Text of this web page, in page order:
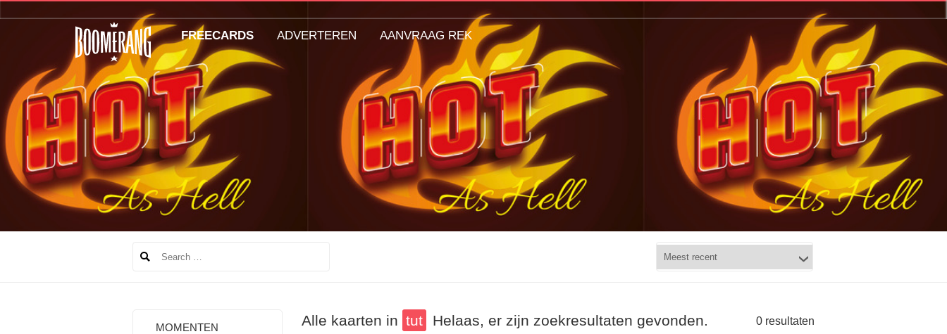
MOMENTEN Alle kaarten in tut 0 resultaten
Helaas, er zijn zoekresultaten gevonden.
FREECARDS ADVERTEREN AANVRAAG REK